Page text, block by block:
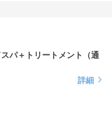
パ＋トリートメント（通
詳細